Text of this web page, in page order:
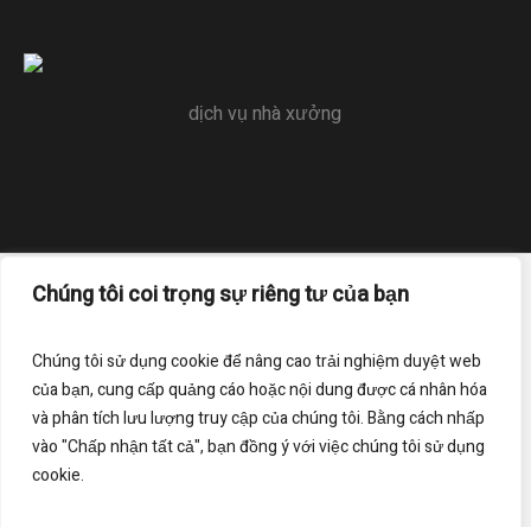
Chúng tôi coi trọng sự riêng tư của bạn
Chúng tôi sử dụng cookie để nâng cao trải nghiệm duyệt web
của bạn, cung cấp quảng cáo hoặc nội dung được cá nhân hóa
và phân tích lưu lượng truy cập của chúng tôi. Bằng cách nhấp
vào "Chấp nhận tất cả", bạn đồng ý với việc chúng tôi sử dụng
cookie.
dịch vụ nhà xưởng
Trang chủ Liên hệ
Điều khoản sử dụng
Đăng ký nhận bản tin của chúng tôi